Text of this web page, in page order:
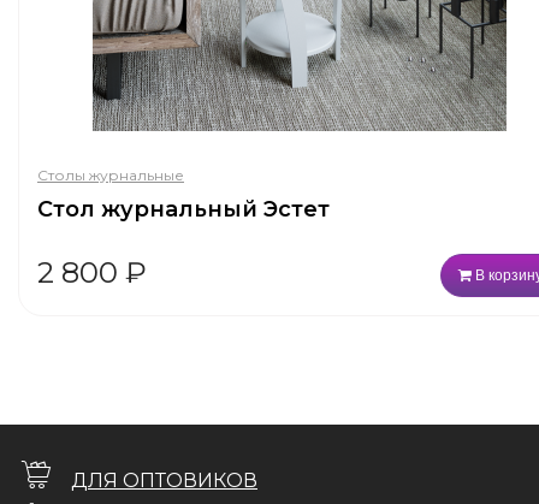
Столы журнальные
Стол журнальный Эстет
2 800 ₽ В
ДЛЯ ОПТОВИКОВ